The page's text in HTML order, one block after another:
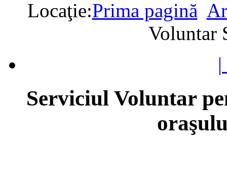
Locaţie:Prima pagină
Voluntar
Serviciul Voluntar